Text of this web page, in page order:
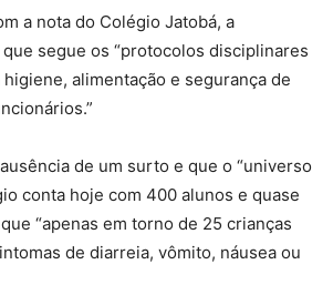
a nota do Colégio Jatobá, a
segue os “protocolos disciplinares
alimentação e segurança de
de um surto e que o “universo
conta hoje com 400 alunos e quase
“apenas em torno de 25 crianças
de diarreia, vômito, náusea ou